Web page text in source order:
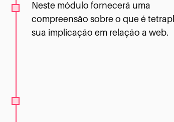
Neste módulo fornecerá uma
compreensão sobre o que é
sua implicação em relação a web.